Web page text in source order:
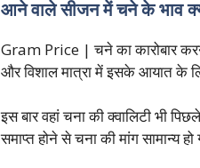
आने वाले सीजन में चने के भाव
Gram Price | चने का कारोबार करने
और विशाल मात्रा में इसके आयात के
इस बार वहां चना की क्वालिटी भी
समाप्त होने से चना की मांग सामान्य